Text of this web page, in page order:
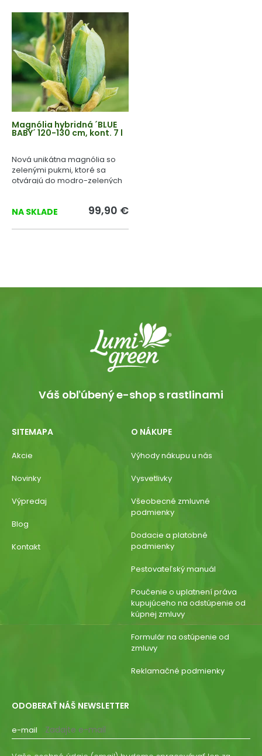
Magnólia hybridná ´BLUE
BABY´ 120-130 cm, kont. 7 l
Nová unikátna magnólia so
zelenými pukmi, ktoré sa
otvárajú do modro-zelených
NA SKLADE 99,90 €
Váš obľúbený e-shop s rastlinami
SITEMAPA
Akcie
Novinky
Výpredaj
Blog
Kontakt
O NÁKUPE
Výhody nákupu u nás
Vysvetlivky
Všeobecné zmluvné
podmienky
Dodacie a platobné
podmienky
Pestovateľský manuál
Poučenie o uplatnení práva
kupujúceho na odstúpenie od
kúpnej zmluvy
Formulár na ostúpenie od
zmluvy
Reklamačné podmienky
ODOBERAŤ NÁŠ NEWSLETTER
e-mail